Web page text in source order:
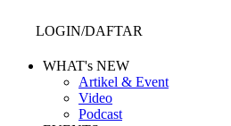
LOGIN/DAFTAR
WHAT's NEW
Artikel & Event
Video
Podcast